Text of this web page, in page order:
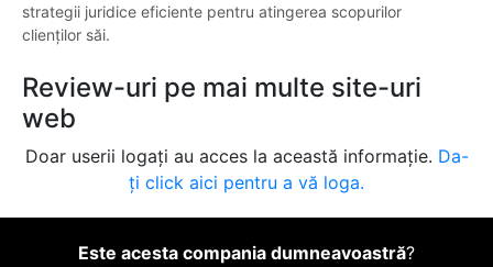
strategii juridice eficiente pentru atingerea scopurilor
clienților săi.
Review-uri pe mai multe site-uri
web
Doar userii logați au acces la această informație. Da-
ți click aici pentru a vă loga.
Este acesta compania dumneavoastră?